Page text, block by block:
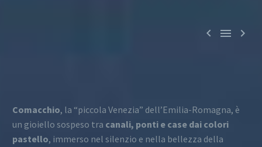
  
Comacchio, la “piccola Venezia” dell’Emilia-Romagna, è
un gioiello sospeso tra canali, ponti e case dai colori
pastello, immerso nel silenzio e nella bellezza della